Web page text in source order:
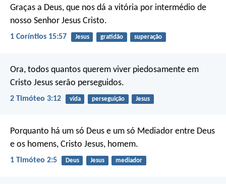
Graças a Deus, que nos dá a vitória por intermédio de
nosso Senhor Jesus Cristo.
1 Coríntios 15:57 Jesus gratidão superação
Ora, todos quantos querem viver piedosamente em
Cristo Jesus serão perseguidos.
2 Timóteo 3:12 vida perseguição Jesus
Porquanto há um só Deus e um só Mediador entre Deus
e os homens, Cristo Jesus, homem.
1 Timóteo 2:5 Deus Jesus mediador